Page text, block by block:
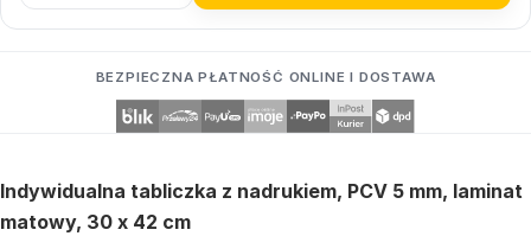
BEZPIECZNA PŁATNOŚĆ ONLINE I DOSTAWA
Indywidualna tabliczka z nadrukiem, PCV 5 mm, laminat
matowy, 30 x 42 cm